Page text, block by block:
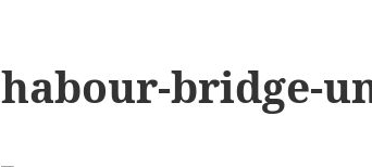
habour-bridge-